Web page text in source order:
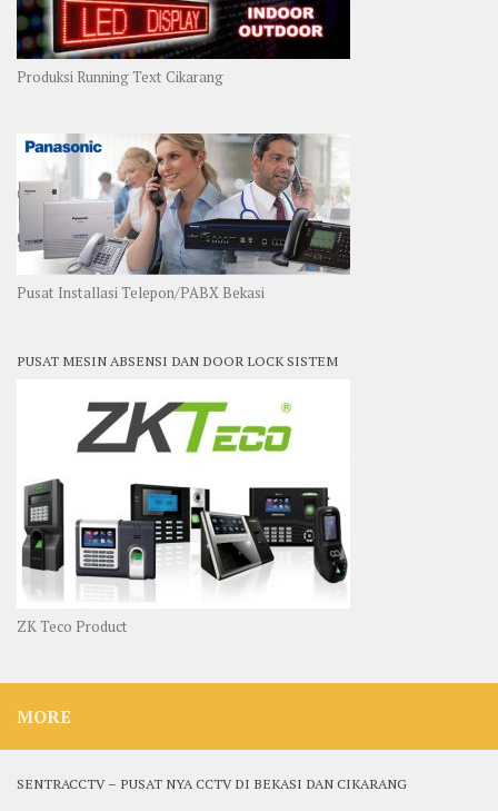
Produksi Running Text Cikarang
Pusat Installasi Telepon/PABX Bekasi
PUSAT MESIN ABSENSI DAN DOOR LOCK SISTEM
ZK Teco Product
MORE
SENTRACCTV – PUSAT NYA CCTV DI BEKASI DAN CIKARANG